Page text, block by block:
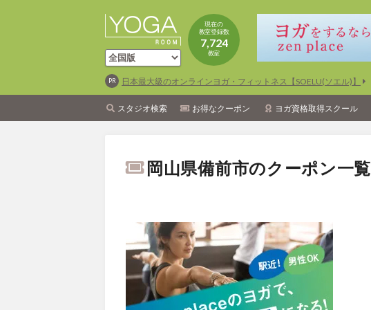
現在の
教室登録数
7,724
教室
日本最大級のオンラインヨガ・フィットネス【SOELU(ソエル)】
スタジオ検索 お得なクーポン ヨガ資格取得スクール
岡山県備前市のクーポン一覧